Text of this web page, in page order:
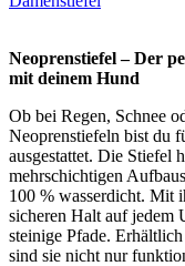
Neoprenstiefel – Der
mit deinem Hund
Ob bei Regen, Schnee
Neoprenstiefeln bist du
ausgestattet. Die Stiefel
mehrschichtigen
100 % wasserdicht. Mit
sicheren Halt auf jedem
steinige Pfade.
sind sie nicht nur